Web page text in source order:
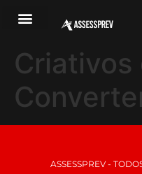
Criativos
ASSESSPREV -